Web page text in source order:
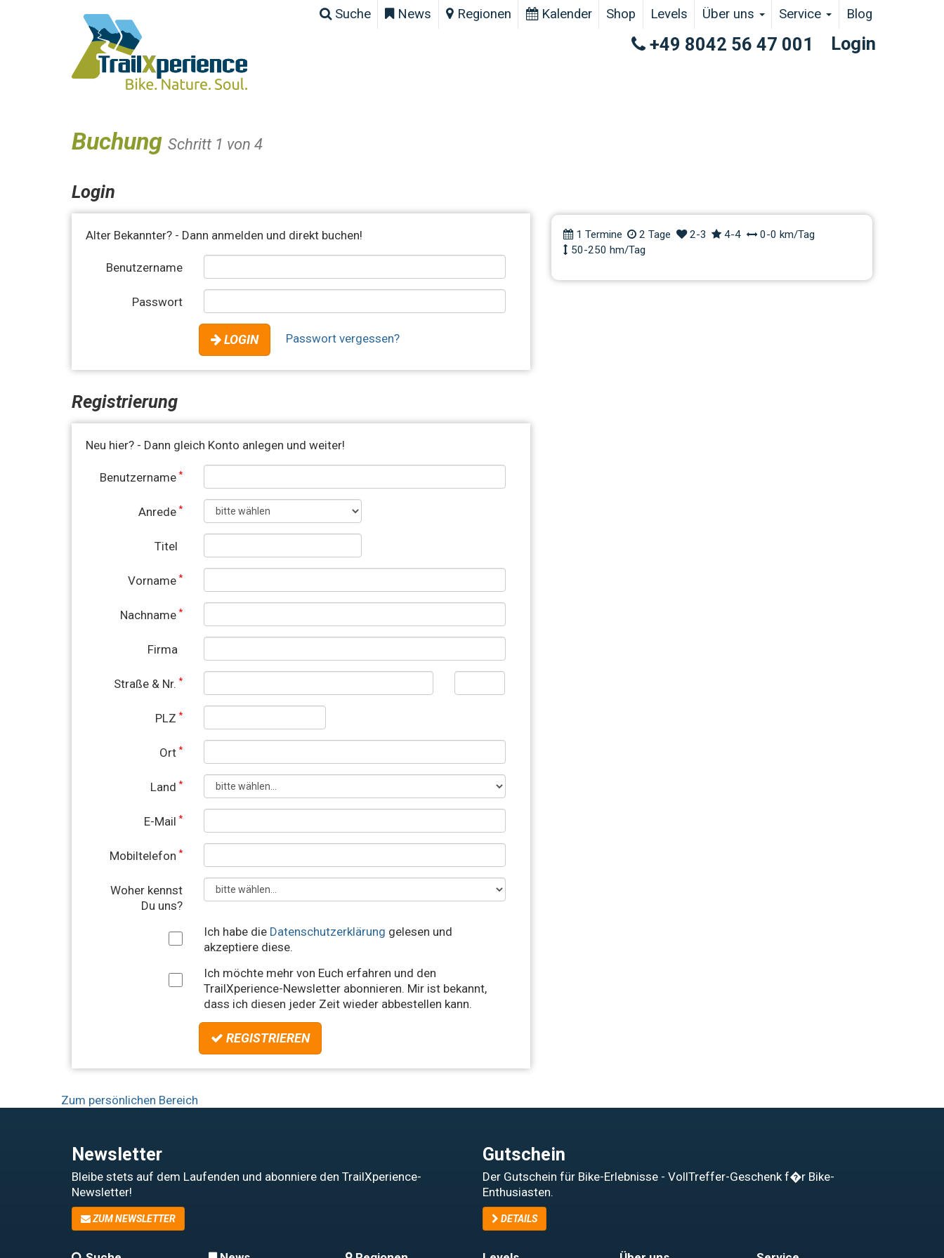
Suche News Regionen Kalender Shop Levels Über uns Service Blog
Login
+49 8042 56 47 001
Buchung Schritt 1 von 4
Login
Alter Bekannter? - Dann anmelden und direkt buchen!
Benutzername
Passwort
LOGIN Passwort vergessen?
Registrierung
Neu hier? - Dann gleich Konto anlegen und weiter!
Benutzername*
Anrede*
Titel
Vorname*
Nachname*
Firma
Straße & Nr.*
PLZ*
Ort*
Land*
E-Mail*
Mobiltelefon*
Woher kennst
Du uns?
Ich habe die Datenschutzerklärung gelesen und
akzeptiere diese.
Ich möchte mehr von Euch erfahren und den
TrailXperience-Newsletter abonnieren. Mir ist bekannt,
dass ich diesen jeder Zeit wieder abbestellen kann.
REGISTRIEREN
1 Termine 2 Tage 2-3 4-4
0-0 km/Tag
50-250 hm/Tag
Zum persönlichen Bereich
Newsletter
Bleibe stets auf dem Laufenden und abonniere den TrailXperience-
Newsletter!
ZUM NEWSLETTER
Gutschein
Der Gutschein für Bike-Erlebnisse - VollTreffer-Geschenk f�r Bike-
Enthusiasten.
DETAILS